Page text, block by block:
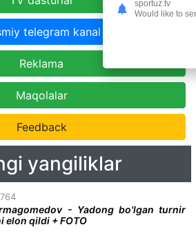
telegram kanal
Reklama
Maqolalar
Feedback
yangiliklar
- Yadong bo'lgan turnir
qildi + FOTO
sportuz.tv
Would like to